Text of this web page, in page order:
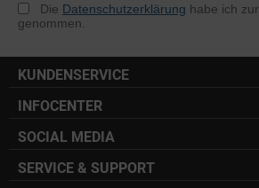
Die Datenschutzerklärung habe ich
genommen.
KUNDENSERVICE
INFOCENTER
SOCIAL MEDIA
SERVICE & SUPPORT